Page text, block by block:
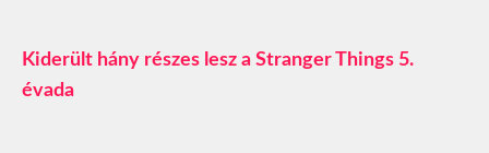
Kiderült hány részes lesz a Stranger Things 5.
évada